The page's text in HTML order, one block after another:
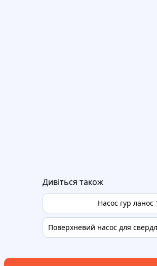
Дивіться також
Насос гур ланос
Поверхневий насос для